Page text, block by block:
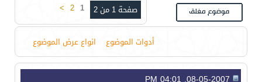
صفحة 1 من 2 1
2
>
أدوات الموضوع انواع عرض الموضوع